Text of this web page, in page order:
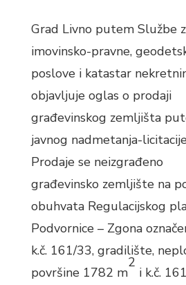
Grad Livno putem Službe
imovinsko-pravne,
poslove i katastar
objavljuje oglas o prodaji
građevinskog zemljišta
javnog nadmetanja-
Prodaje se neizgrađeno
građevinsko zemljište na
obuhvata Regulacijskog
Podvornice – Zgona
k.č. 161/33, gradilište,
površine 1782 m
2
i k.č.